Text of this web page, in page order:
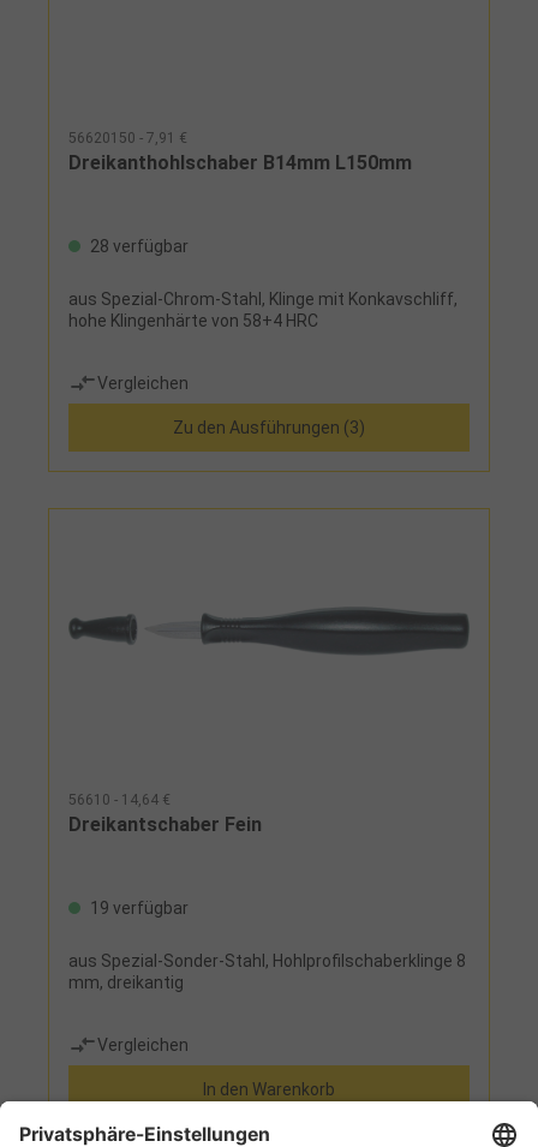
56620150 - 7,91 €
Dreikanthohlschaber B14mm L150mm
28 verfügbar
aus Spezial-Chrom-Stahl, Klinge mit Konkavschliff,
hohe Klingenhärte von 58+4 HRC
Vergleichen
Zu den Ausführungen (3)
56610 - 14,64 €
Dreikantschaber Fein
19 verfügbar
aus Spezial-Sonder-Stahl, Hohlprofilschaberklinge 8
mm, dreikantig
Vergleichen
In den Warenkorb